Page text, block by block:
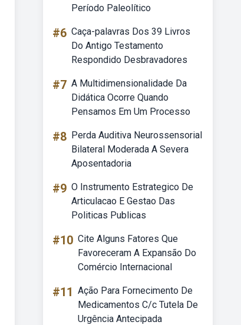
Período Paleolítico
#6 Caça-palavras Dos 39 Livros
Do Antigo Testamento
Respondido Desbravadores
#7 A Multidimensionalidade Da
Didática Ocorre Quando
Pensamos Em Um Processo
#8 Perda Auditiva Neurossensorial
Bilateral Moderada A Severa
Aposentadoria
#9 O Instrumento Estrategico De
Articulacao E Gestao Das
Politicas Publicas
#10 Cite Alguns Fatores Que
Favoreceram A Expansão Do
Comércio Internacional
#11 Ação Para Fornecimento De
Medicamentos C/c Tutela De
Urgência Antecipada